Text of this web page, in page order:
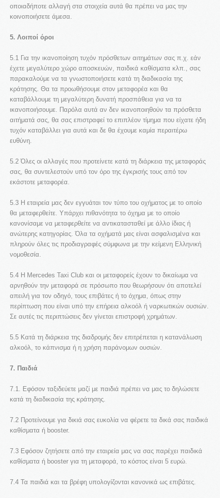
οποιαδήποτε αλλαγή στα στοιχεία αυτά θα πρέπει να μας την
κοινοποιήσετε άμεσα.
5. Λοιποί όροι
5.1 Για την ικανοποίηση τυχόν πρόσθετων αιτημάτων σας π.χ. εάν
έχετε μεγαλύτερο χώρο αποσκευών, παιδικά καθίσματα κλπ., σας
παρακαλούμε να τα γνωστοποιήσετε κατά τη διαδικασία της
κράτησης. Θα τα προωθήσουμε στον μεταφορέα και θα
καταβάλλουμε τη μεγαλύτερη δυνατή προσπάθεια για να τα
ικανοποιήσουμε. Παρόλα αυτά αν δεν ικανοποιηθούν τα πρόσθετα
αιτήματά σας, θα σας επιστραφεί το επιπλέον τίμημα που είχατε ήδη
τυχόν καταβάλλει για αυτά και δε θα έχουμε καμία περαιτέρω
ευθύνη.
5.2 Όλες οι αλλαγές που προτείνετε κατά τη διάρκεια της μεταφοράς
σας, θα συντελεστούν υπό τον όρο της έγκρισής τους από τον
εκάστοτε μεταφορέα.
5.3 Η εταιρεία μας δεν εγγυάται τον τύπο του οχήματος με το οποίο
θα μεταφερθείτε. Υπάρχει πιθανότητα το όχημα με το οποίο
κανονίσαμε να μεταφερθείτε να αντικατασταθεί με άλλο ίδιας ή
ανώτερης κατηγορίας. Όλα τα οχήματά μας είναι ασφαλισμένα και
πληρούν όλες τις προδιαγραφές σύμφωνα με την κείμενη Ελληνική
νομοθεσία.
5.4 Η Mercedes Taxi Club και οι μεταφορείς έχουν το δικαίωμα να
αρνηθούν την μεταφορά σε πρόσωπο που θεωρήσουν ότι αποτελεί
απειλή για τον οδηγό, τους επιβάτες ή το όχημα, όπως στην
περίπτωση που είναι υπό την επήρεια αλκοόλ ή ναρκωτικών ουσιών.
Σε αυτές τις περιπτώσεις δεν γίνεται επιστροφή χρημάτων.
5.5 Κατά τη διάρκεια της διαδρομής δεν επιτρέπεται η κατανάλωση
αλκοόλ, το κάπνισμα ή η χρήση παράνομων ουσιών.
7. Παιδιά
7.1. Εφόσον ταξιδεύετε μαζί με παιδιά πρέπει να μας το δηλώσετε
κατά τη διαδικασία της κράτησης.
7.2 Προτείνουμε για δικιά σας ευκολία να φέρετε τα δικά σας παιδικά
καθίσματα ή booster.
7.3 Εφόσον ζητήσετε από την εταιρεία μας να σας παρέχει παιδικά
καθίσματα ή booster για τη μεταφορά, το κόστος είναι 5 ευρώ.
7.4 Τα παιδιά και τα βρέφη υπολογίζονται κανονικά ως επιβάτες.